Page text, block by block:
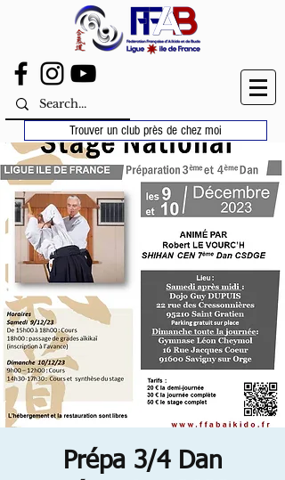
Trouver un club près de chez moi
Prépa 3/4 Dan